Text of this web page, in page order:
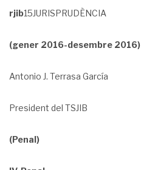
rjib15JURISPRUDÈNCIA
(gener 2016-desembre 2016)
Antonio J. Terrasa García
President del TSJIB
(Penal)